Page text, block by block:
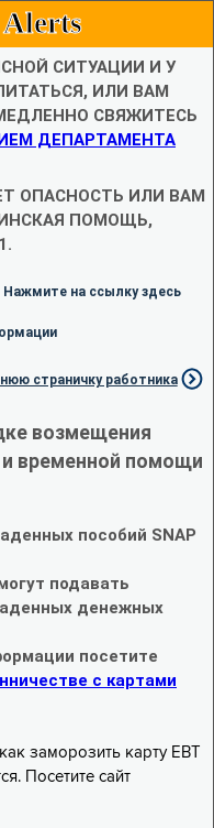
СИТУАЦИИ И У
ИЛИ ВАМ
СВЯЖИТЕСЬ
ДЕПАРТАМЕНТА
ОПАСНОСТЬ ИЛИ ВАМ
ПОМОЩЬ,
на ссылку здесь
страничку работника
возмещения
и временной помощи
пособий SNAP
подавать
денежных
посетите
с картами
заморозить карту EBT
Посетите сайт